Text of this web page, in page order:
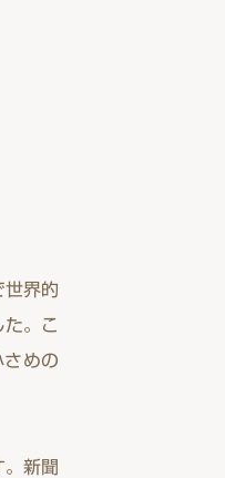
世界的
。こ
めの
新聞